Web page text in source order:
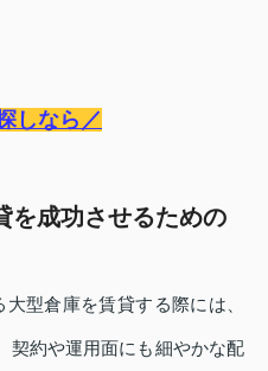
しなら／
を成功させるための
型倉庫を賃貸する際には、
契約や運用面にも細やかな配